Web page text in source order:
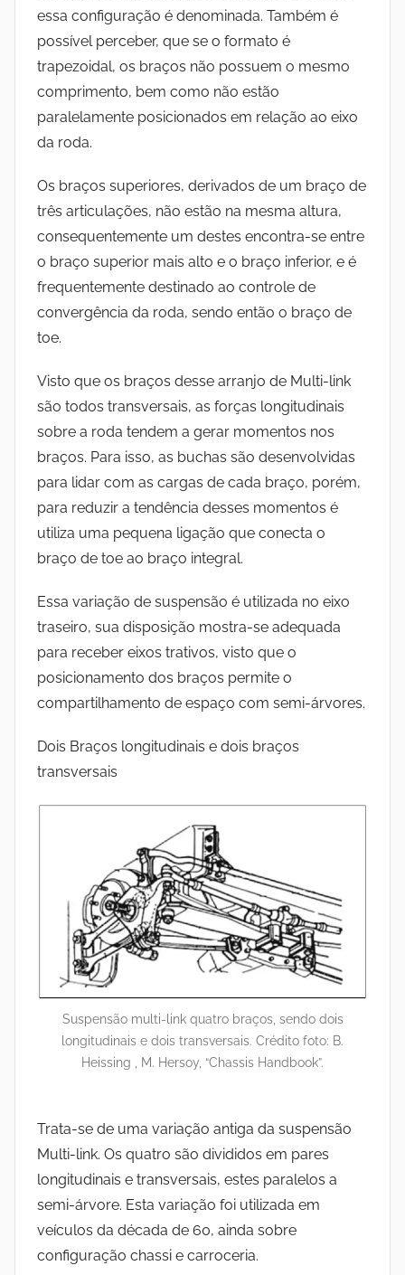
essa configuração é denominada. Também é
possível perceber, que se o formato é
trapezoidal, os braços não possuem o mesmo
comprimento, bem como não estão
paralelamente posicionados em relação ao eixo
da roda.
Os braços superiores, derivados de um braço de
três articulações, não estão na mesma altura,
consequentemente um destes encontra-se entre
o braço superior mais alto e o braço inferior, e é
frequentemente destinado ao controle de
convergência da roda, sendo então o braço de
toe.
Visto que os braços desse arranjo de Multi-link
são todos transversais, as forças longitudinais
sobre a roda tendem a gerar momentos nos
braços. Para isso, as buchas são desenvolvidas
para lidar com as cargas de cada braço, porém,
para reduzir a tendência desses momentos é
utiliza uma pequena ligação que conecta o
braço de toe ao braço integral.
Essa variação de suspensão é utilizada no eixo
traseiro, sua disposição mostra-se adequada
para receber eixos trativos, visto que o
posicionamento dos braços permite o
compartilhamento de espaço com semi-árvores.
Dois Braços longitudinais e dois braços
transversais
Suspensão multi-link quatro braços, sendo dois
longitudinais e dois transversais. Crédito foto: B.
Heissing , M. Hersoy, “Chassis Handbook”.
Trata-se de uma variação antiga da suspensão
Multi-link. Os quatro são divididos em pares
longitudinais e transversais, estes paralelos a
semi-árvore. Esta variação foi utilizada em
veículos da década de 60, ainda sobre
configuração chassi e carroceria.